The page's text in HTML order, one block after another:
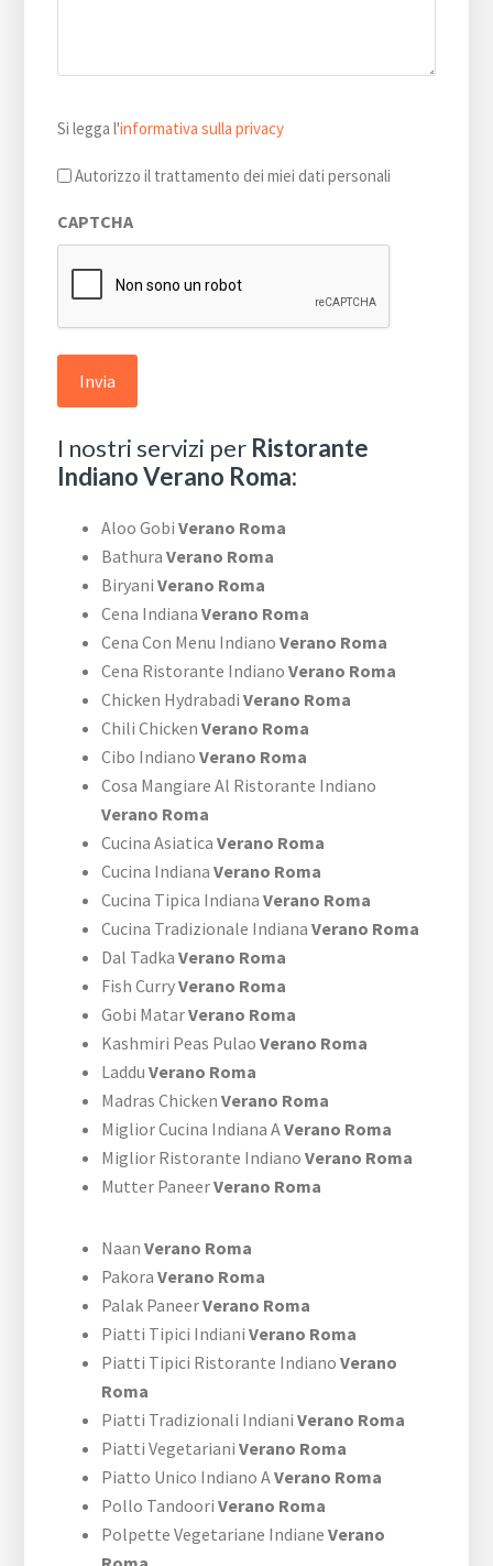
legga
l'informativa
privacy
Si legga l'informativa sulla privacy
Autorizzo il trattamento dei miei dati personali
CAPTCHA
I nostri servizi per Ristorante
Indiano Verano Roma:
Aloo GobiVerano Roma
BathuraVerano Roma
BiryaniVerano Roma
Cena IndianaVerano Roma
Cena Con Menu IndianoVerano Roma
Cena Ristorante IndianoVerano Roma
Chicken HydrabadiVerano Roma
Chili ChickenVerano Roma
Cibo IndianoVerano Roma
Cosa Mangiare Al Ristorante Indiano
Verano Roma
Cucina AsiaticaVerano Roma
Cucina IndianaVerano Roma
Cucina Tipica IndianaVerano Roma
Cucina Tradizionale IndianaVerano Roma
Dal TadkaVerano Roma
Fish CurryVerano Roma
Gobi MatarVerano Roma
Kashmiri Peas PulaoVerano Roma
LadduVerano Roma
Madras ChickenVerano Roma
Miglior Cucina Indiana AVerano Roma
Miglior Ristorante IndianoVerano Roma
Mutter PaneerVerano Roma
NaanVerano Roma
PakoraVerano Roma
Palak PaneerVerano Roma
Piatti Tipici IndianiVerano Roma
Piatti Tipici Ristorante IndianoVerano
Roma
Piatti Tradizionali IndianiVerano Roma
Piatti VegetarianiVerano Roma
Piatto Unico Indiano AVerano Roma
Pollo TandooriVerano Roma
Polpette Vegetariane IndianeVerano